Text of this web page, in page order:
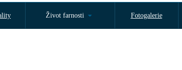
Život farnosti Fotogalerie